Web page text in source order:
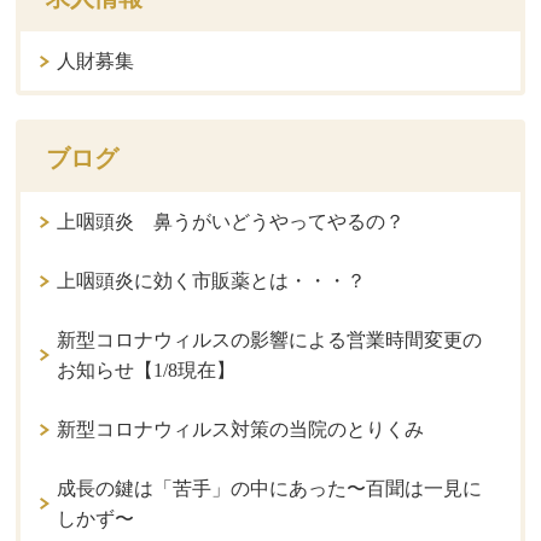
人財募集
ブログ
上咽頭炎 鼻うがいどうやってやるの？
上咽頭炎に効く市販薬とは・・・？
新型コロナウィルスの影響による営業時間変更の
お知らせ【1/8現在】
新型コロナウィルス対策の当院のとりくみ
成長の鍵は「苦手」の中にあった〜百聞は一見に
しかず〜